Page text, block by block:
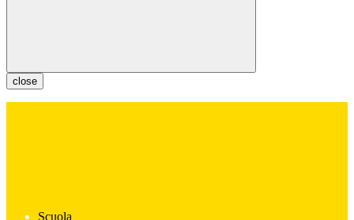
close
Scuola